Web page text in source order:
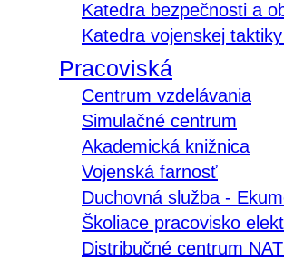
Katedra bezpečnosti a
Katedra vojenskej
Pracoviská
Centrum vzdelávania
Simulačné centrum
Akademická knižnica
Vojenská farnosť
Duchovná služba -
Školiace pracovisko
Distribučné centrum